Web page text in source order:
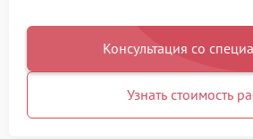
Консультация со
Узнать стоимость